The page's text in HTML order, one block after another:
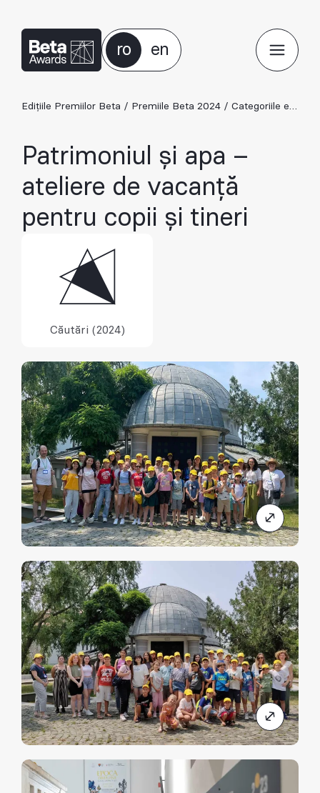
ro en
Edițiile Premiilor Beta / Premiile Beta 2024 / Categoriile ediției 2024
Patrimoniul și apa –
ateliere de vacanță
pentru copii și tineri
Căutări (2024)